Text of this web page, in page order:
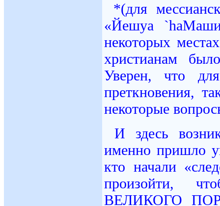
*(для
«Йешуа
некоторых
христианам
Уверен, что
преткновения,
некоторые
И здесь
именно пришло
кто начали
произойти,
ВЕЛИКОГО